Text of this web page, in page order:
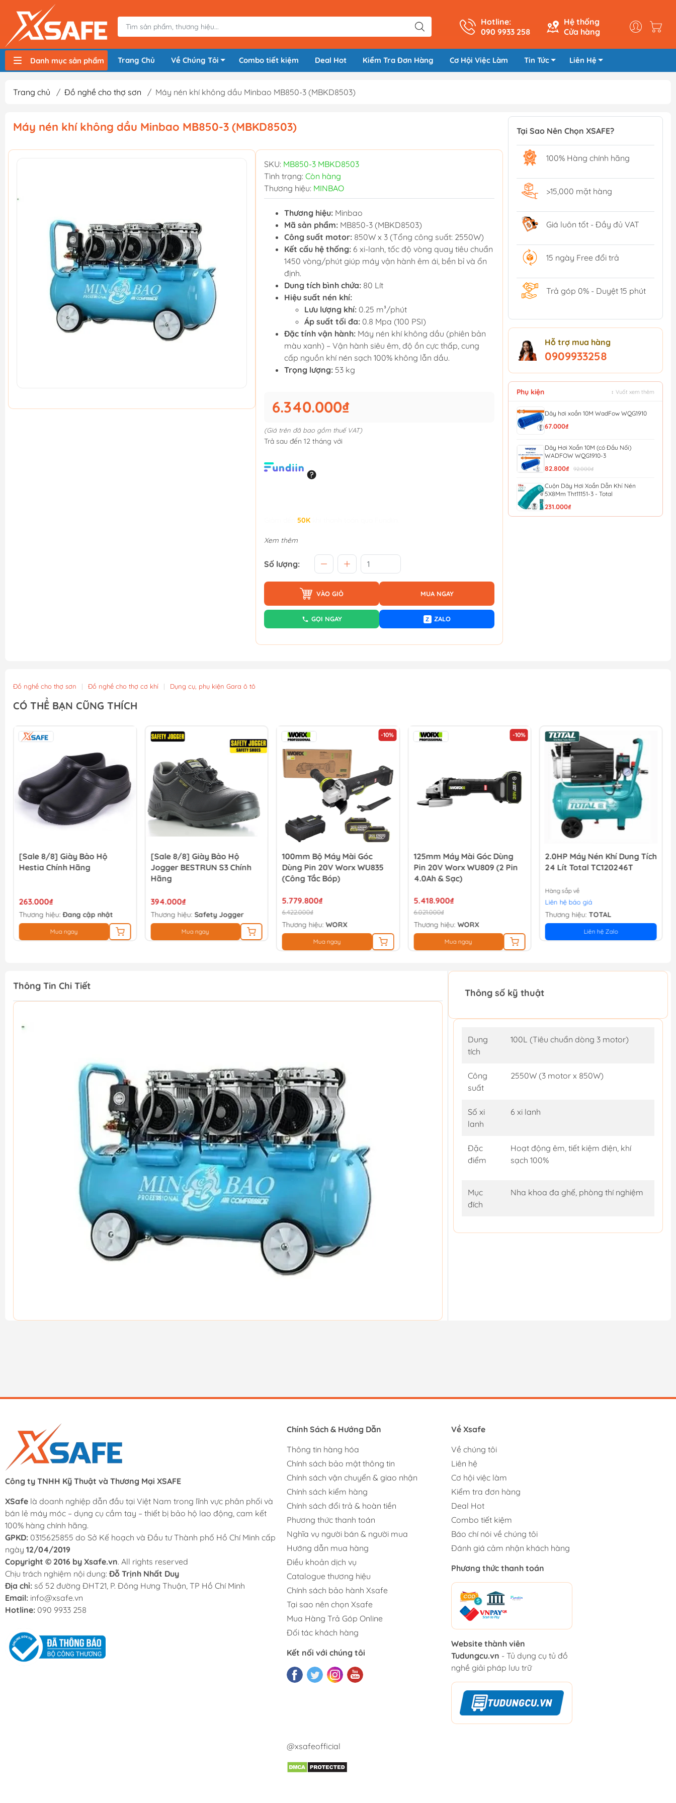
Hotline:
090 9933 258
Hệ thống
Cửa hàng
Danh mục sản phẩm Trang Chủ Về Chúng Tôi Combo tiết kiệm Deal Hot Kiểm Tra Đơn Hàng Cơ Hội Việc Làm Tin Tức Liên Hệ
Trang chủ / Đồ nghề cho thợ sơn / Máy nén khí không dầu Minbao MB850-3 (MBKD8503)
Máy nén khí không dầu Minbao MB850-3 (MBKD8503)
SKU: MB850-3 MBKD8503
Tình trạng: Còn hàng
Thương hiệu: MINBAO
Thương hiệu: Minbao
Mã sản phẩm: MB850-3 (MBKD8503)
Công suất motor: 850W x 3 (Tổng công suất: 2550W)
Kết cấu hệ thống: 6 xi-lanh, tốc độ vòng quay tiêu chuẩn
1450 vòng/phút giúp máy vận hành êm ái, bền bỉ và ổn
định.
Dung tích bình chứa: 80 Lít
Hiệu suất nén khí:
Lưu lượng khí: 0.25 m³/phút
Áp suất tối đa: 0.8 Mpa (100 PSI)
Đặc tính vận hành: Máy nén khí không dầu (phiên bản
màu xanh) – Vận hành siêu êm, độ ồn cực thấp, cung
cấp nguồn khí nén sạch 100% không lẫn dầu.
Trọng lượng: 53 kg
6.340.000₫
(Giá trên đã bao gồm thuế VAT)
Trả sau đến 12 tháng với
50K
Xem thêm
Số lượng:
VÀO GIỎ MUA NGAY
GỌI NGAY Z ZALO
Tại Sao Nên Chọn XSAFE?
100% Hàng chính hãng
>15,000 mặt hàng
Giá luôn tốt - Đầy đủ VAT
15 ngày Free đổi trả
Trả góp 0% - Duyệt 15 phút
Hỗ trợ mua hàng
0909933258
Phụ kiện ↕ Vuốt xem thêm
Dây hơi xoắn 10M WadFow WQG1910
67.000₫
Dây Hơi Xoắn 10M (có Đầu Nối)
WADFOW WQG1910-3
82.800₫ 92.000₫
Cuộn Dây Hơi Xoắn Dẫn Khí Nén
5X8Mm Tht11151-3 - Total
231.000₫
Đồ nghề cho thợ sơn | Đồ nghề cho thợ cơ khí | Dụng cụ, phụ kiện Gara ô tô
CÓ THỂ BẠN CŨNG THÍCH
[Sale 8/8] Giày Bảo Hộ
Hestia Chính Hãng
263.000₫
Thương hiệu:Đang cập nhật
Mua ngay
[Sale 8/8] Giày Bảo Hộ
Jogger BESTRUN S3 Chính
Hãng
394.000₫
Thương hiệu: Safety Jogger
Mua ngay
-10%
100mm Bộ Máy Mài Góc
Dùng Pin 20V Worx WU835
(Công Tắc Bóp)
5.779.800₫
6.422.000₫
Thương hiệu:WORX
Mua ngay
-10%
125mm Máy Mài Góc Dùng
Pin 20V Worx WU809 (2 Pin
4.0Ah & Sạc)
5.418.900₫
6.021.000₫
Thương hiệu:WORX
Mua ngay
2.0HP Máy Nén Khí Dung Tích
24 Lít Total TC120246T
Hàng sắp về
Liên hệ báo giá
Thương hiệu: TOTAL
Liên hệ Zalo
Thông Tin Chi Tiết
Thông số kỹ thuật
Dung
tích
100L (Tiêu chuẩn dòng 3 motor)
Công
suất
2550W (3 motor x 850W)
Số xi
lanh
6 xi lanh
Đặc
điểm
Hoạt động êm, tiết kiệm điện, khí
sạch 100%
Mục
đích
Nha khoa đa ghế, phòng thí nghiệm
Công ty TNHH Kỹ Thuật và Thương Mại XSAFE
XSafe là doanh nghiệp dẫn đầu tại Việt Nam trong lĩnh vực phân phối và
bán lẻ máy móc – dụng cụ cầm tay – thiết bị bảo hộ lao động, cam kết
100% hàng chính hãng.
GPKD: 0315625855 do Sở Kế hoạch và Đầu tư Thành phố Hồ Chí Minh cấp
ngày 12/04/2019
Copyright © 2016 by Xsafe.vn. All rights reserved
Chịu trách nghiệm nội dung: Đỗ Trịnh Nhất Duy
Địa chỉ: số 52 đường ĐHT21, P. Đông Hưng Thuận, TP Hồ Chí Minh
Email: info@xsafe.vn
Hotline: 090 9933 258
Chính Sách & Hướng Dẫn
Thông tin hàng hóa
Chính sách bảo mật thông tin
Chính sách vận chuyển & giao nhận
Chính sách kiểm hàng
Chính sách đổi trả & hoàn tiền
Phương thức thanh toán
Nghĩa vụ người bán & người mua
Hướng dẫn mua hàng
Điều khoản dịch vụ
Catalogue thương hiệu
Chính sách bảo hành Xsafe
Tại sao nên chọn Xsafe
Mua Hàng Trả Góp Online
Đối tác khách hàng
Kết nối với chúng tôi
Về Xsafe
Về chúng tôi
Liên hệ
Cơ hội việc làm
Kiểm tra đơn hàng
Deal Hot
Combo tiết kiệm
Báo chí nói về chúng tôi
Đánh giá cảm nhận khách hàng
Phương thức thanh toán
Website thành viên
Tudungcu.vn - Tủ dụng cụ tủ đồ
nghề giải pháp lưu trữ
@xsafeofficial